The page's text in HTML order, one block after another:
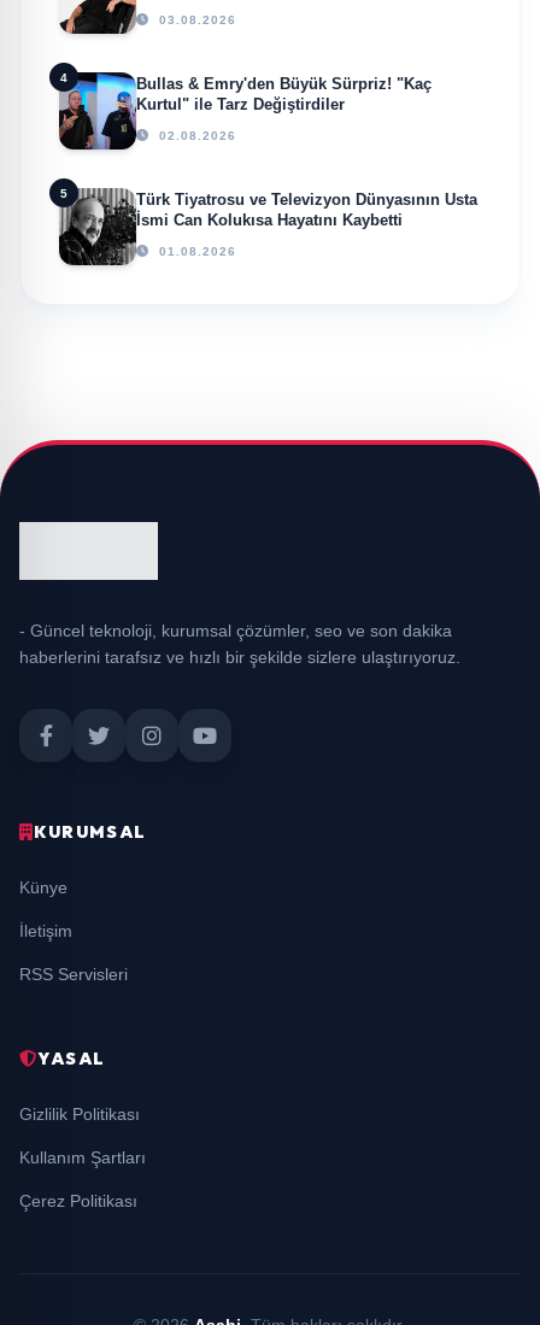
03.08.2026
4
Bullas & Emry'den Büyük Sürpriz! "Kaç
Kurtul" ile Tarz Değiştirdiler
02.08.2026
5
Türk Tiyatrosu ve Televizyon Dünyasının Usta
İsmi Can Kolukısa Hayatını Kaybetti
01.08.2026
- Güncel teknoloji, kurumsal çözümler, seo ve son dakika
haberlerini tarafsız ve hızlı bir şekilde sizlere ulaştırıyoruz.
KURUMSAL
Künye
İletişim
RSS Servisleri
YASAL
Gizlilik Politikası
Kullanım Şartları
Çerez Politikası